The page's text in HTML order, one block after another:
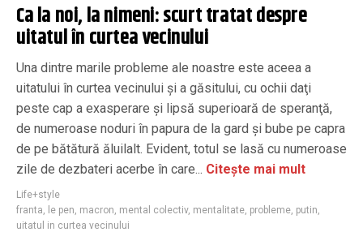
Ca la noi, la nimeni: scurt tratat despre
uitatul în curtea vecinului
Una dintre marile probleme ale noastre este aceea a
uitatului în curtea vecinului şi a găsitului, cu ochii daţi
peste cap a exasperare şi lipsă superioară de speranţă,
de numeroase noduri în papura de la gard şi bube pe capra
de pe bătătură ăluilalt. Evident, totul se lasă cu numeroase
zile de dezbateri acerbe în care... Citește mai mult
Life+style
franta, le pen, macron, mental colectiv, mentalitate, probleme, putin,
uitatul in curtea vecinului